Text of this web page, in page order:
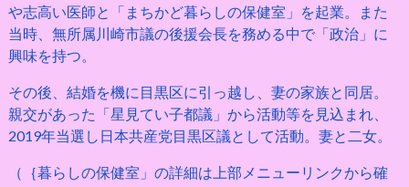
や志高い医師と「まちかど暮らしの保健室」を起業。また
当時、無所属川崎市議の後援会長を務める中で「政治」に
興味を持つ。
その後、結婚を機に目黒区に引っ越し、妻の家族と同居。
親交があった「星見てい子都議」から活動等を見込まれ、
2019年当選し日本共産党目黒区議として活動。妻と二女。
（｛暮らしの保健室」の詳細は上部メニューリンクから確